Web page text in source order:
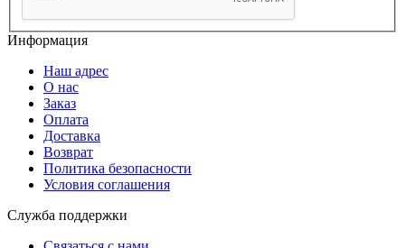
Информация
Наш адрес
О нас
Заказ
Оплата
Доставка
Возврат
Политика безопасности
Условия соглашения
Служба поддержки